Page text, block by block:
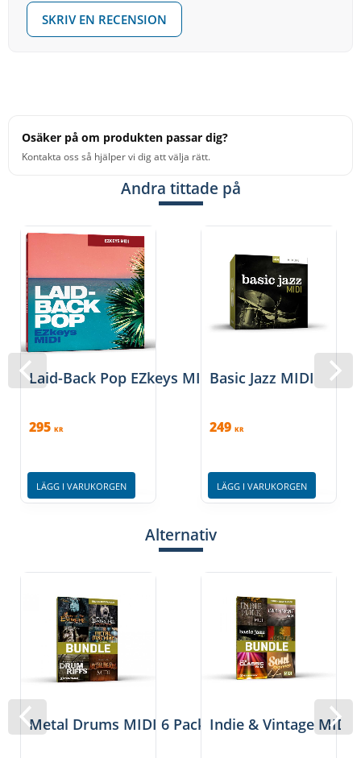
to any project or song.
krav, besök tillverkarens hemsida Toontrack.com. Där
erbjuder även teknisk support när du beställt
Vänligen notera att digitala produkter inte omfattas av
ångerrätt eller öppet köp.
SKRIV EN RECENSION
Osäker på om produkten passar dig?
Kontakta oss så hjälper vi dig att välja rätt.
Andra tittade på
Laid-Back Pop EZkeys MIDI
295 KR
LÄGG I VARUKORGEN
Basic Jazz MIDI
249 KR
LÄGG I VARUKORGEN
Alternativ
Metal Drums MIDI 6 Pack Indie & Vintage MIDI